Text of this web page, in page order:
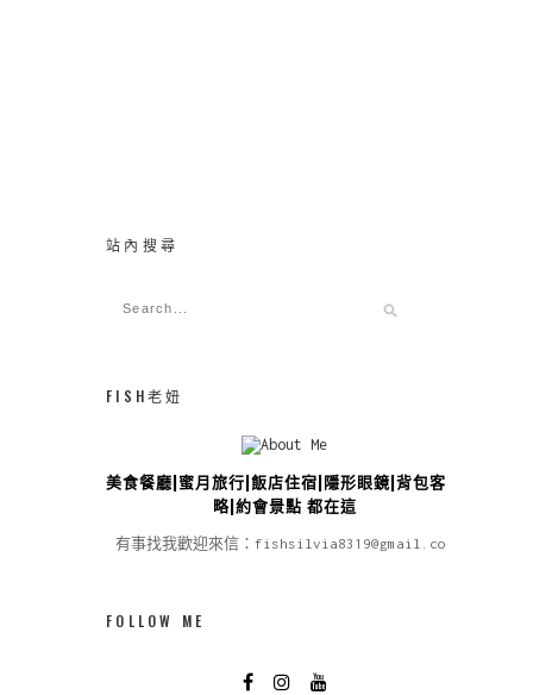
站內搜尋
FISH老妞
美食餐廳|蜜月旅行|飯店住宿|隱形眼鏡|背包客攻
略|約會景點 都在這
有事找我歡迎來信：fishsilvia8319@gmail.com
FOLLOW ME